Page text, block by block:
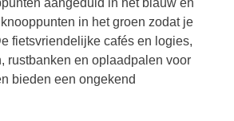
in het groen zodat je
fietsvriendelijke cafés en logies,
rustbanken en oplaadpalen voor
bieden een ongekend